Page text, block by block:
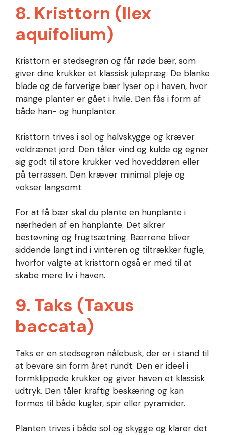
8. Kristtorn (Ilex
aquifolium)
Kristtorn er stedsegrøn og får røde bær, som
giver dine krukker et klassisk julepræg. De blanke
blade og de farverige bær lyser op i haven, hvor
mange planter er gået i hvile. Den fås i form af
både han- og hunplanter.
Kristtorn trives i sol og halvskygge og kræver
veldrænet jord. Den tåler vind og kulde og egner
sig godt til store krukker ved hoveddøren eller
på terrassen. Den kræver minimal pleje og
vokser langsomt.
For at få bær skal du plante en hunplante i
nærheden af en hanplante. Det sikrer
bestøvning og frugtsætning. Bærrene bliver
siddende langt ind i vinteren og tiltrækker fugle,
hvorfor valgte at kristtorn også er med til at
skabe mere liv i haven.
9. Taks (Taxus
baccata)
Taks er en stedsegrøn nålebusk, der er i stand til
at bevare sin form året rundt. Den er ideel i
formklippede krukker og giver haven et klassisk
udtryk. Den tåler kraftig beskæring og kan
formes til både kugler, spir eller pyramider.
Planten trives i både sol og skygge og klarer det